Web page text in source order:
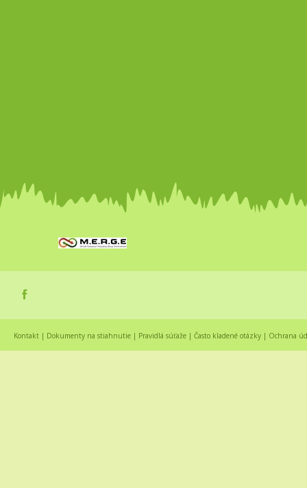
Kontakt | Dokumenty na stiahnutie | Pravidlá súťaže | Často kladené otázky | Ochrana